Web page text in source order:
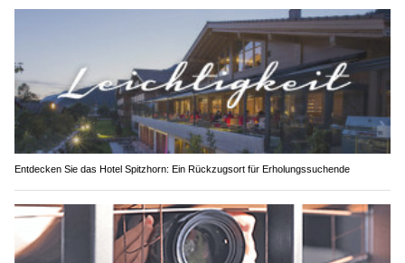
Entdecken Sie das Hotel Spitzhorn: Ein Rückzugsort für Erholungssuchende